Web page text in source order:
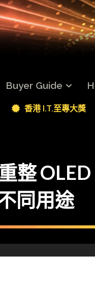
Buyer Guide
香港 I.T.至專大獎
整
同用途